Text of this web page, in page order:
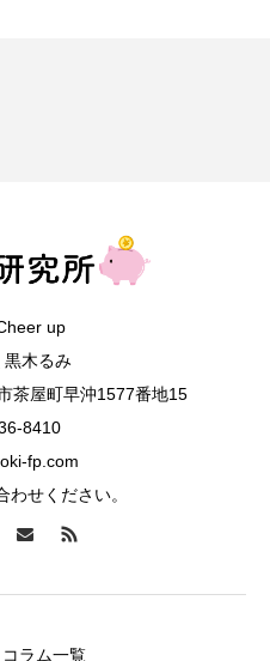
up
黒木るみ
茶屋町早沖1577番地15
8410
fp.com
わせください。
コラム一覧